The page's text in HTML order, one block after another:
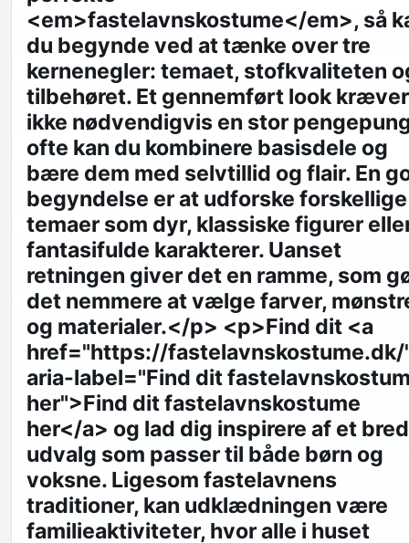
<em>fastelavnskostume</em>, så
du begynde ved at tænke over tre
kernenegler: temaet, stofkvaliteten
tilbehøret. Et gennemført look kræver
ikke nødvendigvis en stor
ofte kan du kombinere basisdele og
bære dem med selvtillid og flair. En
begyndelse er at udforske forskellige
temaer som dyr, klassiske figurer
fantasifulde karakterer. Uanset
retningen giver det en ramme, som
det nemmere at vælge farver,
og materialer.</p> <p>Find dit <a
href="https://fastelavnskostume.dk/
aria-label="Find dit
her">Find dit fastelavnskostume
her</a> og lad dig inspirere af et
udvalg som passer til både børn og
voksne. Ligesom fastelavnens
traditioner, kan udklædningen være
familieaktiviteter, hvor alle i huset